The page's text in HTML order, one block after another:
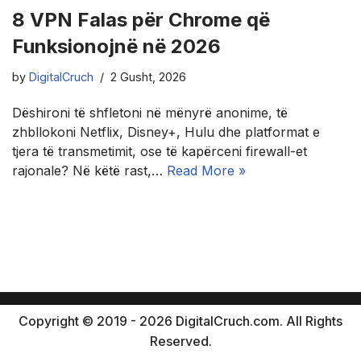
8 VPN Falas për Chrome që
Funksionojnë në 2026
by DigitalCruch 2 Gusht, 2026
Dëshironi të shfletoni në mënyrë anonime, të
zhbllokoni Netflix, Disney+, Hulu dhe platformat e
tjera të transmetimit, ose të kapërceni firewall-et
rajonale? Në këtë rast,… Read More »
Copyright © 2019 - 2026 DigitalCruch.com. All Rights
Reserved.